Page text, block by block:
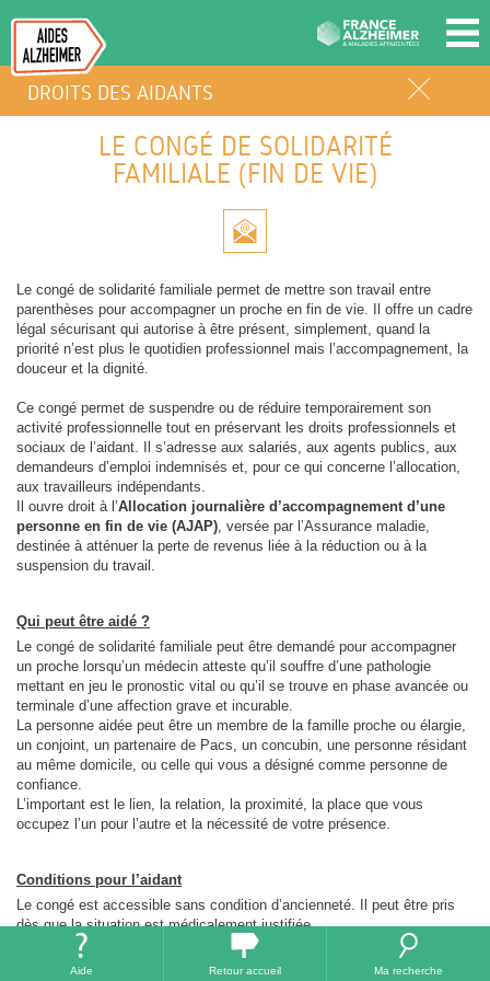
DROITS DES AIDANTS
LE CONGÉ DE SOLIDARITÉ
FAMILIALE (FIN DE VIE)
Le congé de solidarité familiale permet de mettre son travail entre
parenthèses pour accompagner un proche en fin de vie. Il offre un cadre
légal sécurisant qui autorise à être présent, simplement, quand la
priorité n’est plus le quotidien professionnel mais l’accompagnement, la
douceur et la dignité.
Ce congé permet de suspendre ou de réduire temporairement son
activité professionnelle tout en préservant les droits professionnels et
sociaux de l’aidant. Il s’adresse aux salariés, aux agents publics, aux
demandeurs d’emploi indemnisés et, pour ce qui concerne l’allocation,
aux travailleurs indépendants.
Il ouvre droit à l’Allocation journalière d’accompagnement d’une
personne en fin de vie (AJAP), versée par l’Assurance maladie,
destinée à atténuer la perte de revenus liée à la réduction ou à la
suspension du travail.
Qui peut être aidé ?
Le congé de solidarité familiale peut être demandé pour accompagner
un proche lorsqu’un médecin atteste qu’il souffre d’une pathologie
mettant en jeu le pronostic vital ou qu’il se trouve en phase avancée ou
terminale d’une affection grave et incurable.
La personne aidée peut être un membre de la famille proche ou élargie,
un conjoint, un partenaire de Pacs, un concubin, une personne résidant
au même domicile, ou celle qui vous a désigné comme personne de
confiance.
L’important est le lien, la relation, la proximité, la place que vous
occupez l’un pour l’autre et la nécessité de votre présence.
Conditions pour l’aidant
Le congé est accessible sans condition d’ancienneté. Il peut être pris
dès que la situation est médicalement justifiée.
Il peut être posé :
Aide Retour accueil Ma recherche